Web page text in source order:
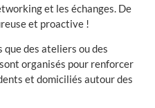
et les échanges. De
et proactive !
des ateliers ou des
organisés pour renforcer
et domiciliés autour des